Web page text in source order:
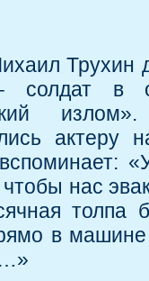
Трухин
солдат в
актеру
чтобы нас
в машине